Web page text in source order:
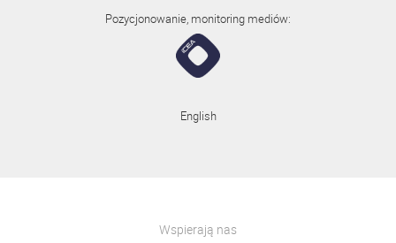
Pozycjonowanie, monitoring mediów:
English
Wspierają nas